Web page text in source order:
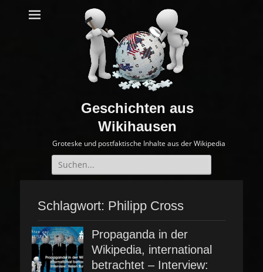
Geschichten aus
Wikihausen
Groteske und postfaktische Inhalte aus der Wikipedia
Suche
nach:
Schlagwort: Philipp Cross
Propaganda in der
Wikipedia, international
betrachtet – Interview: